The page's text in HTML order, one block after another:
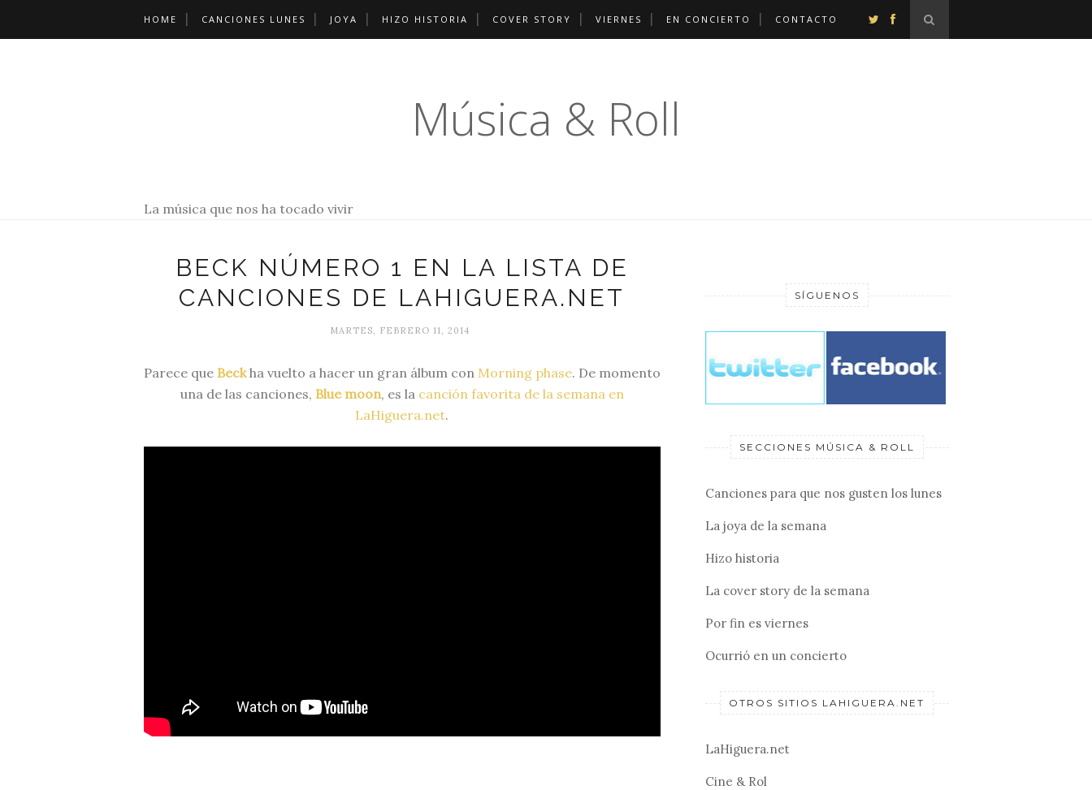
HOME CANCIONES LUNES JOYA HIZO HISTORIA COVER STORY VIERNES EN CONCIERTO CONTACTO
Música & Roll
La música que nos ha tocado vivir
BECK NÚMERO 1 EN LA LISTA DE
CANCIONES DE LAHIGUERA.NET
MARTES, FEBRERO 11, 2014
Parece que Beckha vuelto a hacer un gran álbum con Morning phase. De momento
una de las canciones, Blue moon, es la canción favorita de la semana en
LaHiguera.net.
SÍGUENOS
SECCIONES MÚSICA & ROLL
Canciones para que nos gusten los lunes
La joya de la semana
Hizo historia
La cover story de la semana
Por fin es viernes
Ocurrió en un concierto
OTROS SITIOS LAHIGUERA.NET
LaHiguera.net
Cine & Rol